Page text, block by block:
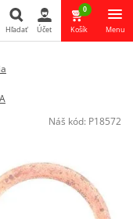
Hľadať Účet
0
Košík Menu
Náš kód: P18572